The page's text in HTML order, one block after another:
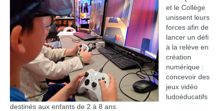
et le Collège
unissent leurs
forces afin de
lancer un défi
à la relève en
création
numérique :
concevoir des
jeux vidéo
ludoéducatifs
destinés aux enfants de 2 à 8 ans.